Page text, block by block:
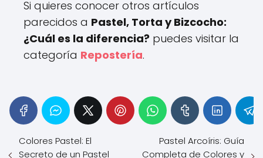
Si quieres conocer otros artículos
parecidos a Pastel, Torta y Bizcocho:
¿Cuál es la diferencia? puedes visitar la
categoría Repostería.
Colores Pastel: El
Secreto de un Pastel
Pastel Arcoíris: Guía
Completa de Colores y